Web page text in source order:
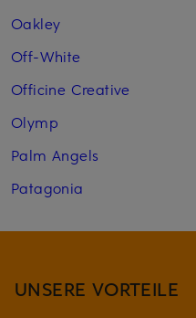
Oakley
Off-White
Officine Creative
Olymp
Palm Angels
Patagonia
UNSERE VORTEILE